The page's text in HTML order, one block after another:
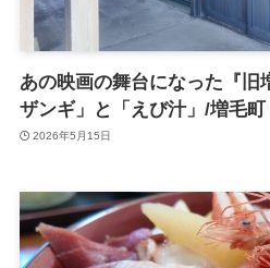
あの映画の舞台になった『旧
ザンギ」と「えび汁」/増毛町
2026年5月15日